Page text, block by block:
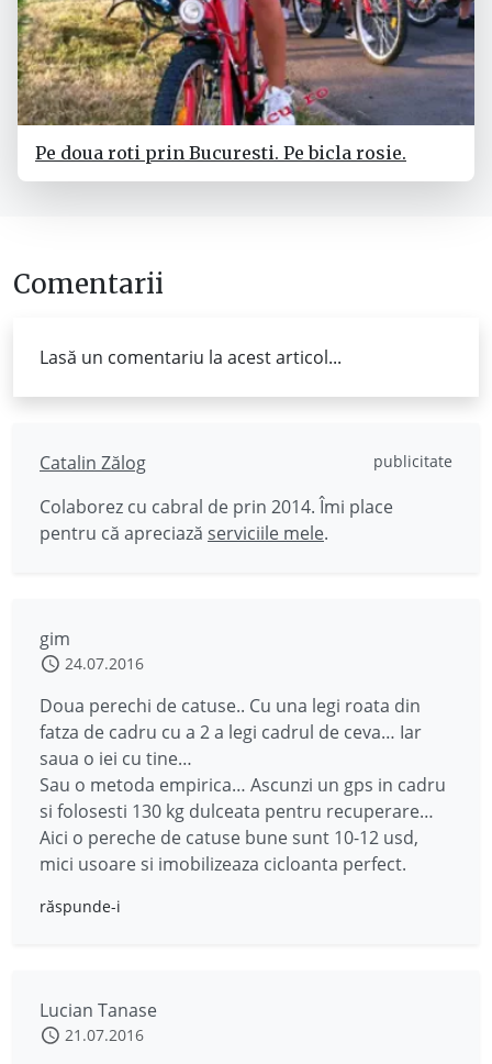
Pe doua roti prin Bucuresti. Pe bicla rosie.
Comentarii
Lasă un comentariu la acest articol...
Catalin Zălog publicitate
Colaborez cu cabral de prin 2014. Îmi place
pentru că apreciază serviciile mele.
gim
24.07.2016
Doua perechi de catuse.. Cu una legi roata din
fatza de cadru cu a 2 a legi cadrul de ceva… Iar
saua o iei cu tine…
Sau o metoda empirica… Ascunzi un gps in cadru
si folosesti 130 kg dulceata pentru recuperare…
Aici o pereche de catuse bune sunt 10-12 usd,
mici usoare si imobilizeaza cicloanta perfect.
răspunde-i
Lucian Tanase
21.07.2016